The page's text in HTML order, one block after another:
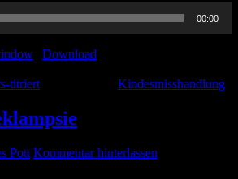
00:00
Download
titriert Kindesmisshandlung
Pott Kommentar hinterlassen